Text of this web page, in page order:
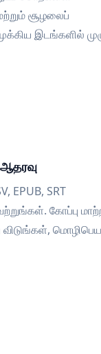
சூழலைப்
இடங்களில்
EPUB, SRT
கோப்பு